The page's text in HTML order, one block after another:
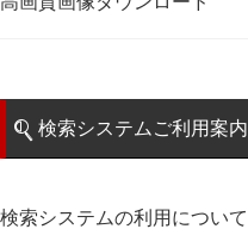
検索システムご利用案内
検索システムの利用について